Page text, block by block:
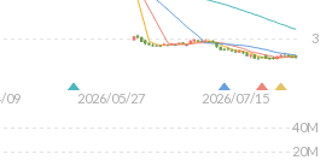
09 2026/05/27 2026/07/15
3
20M
40M